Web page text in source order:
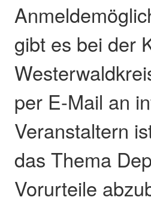
gibt es bei der
per E-Mail an
Veranstaltern
das Thema
Vorurteile